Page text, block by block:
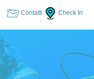
Contatti Check In